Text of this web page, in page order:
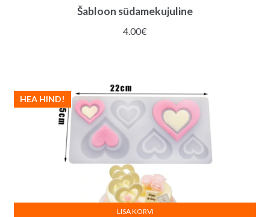
Šabloon südamekujuline
4.00€
HEA HIND!
LISA KORVI